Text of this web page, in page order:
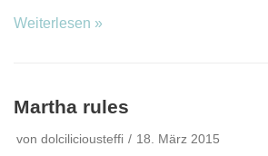
Weiterlesen »
Martha rules
von dolciliciousteffi 18. März 2015